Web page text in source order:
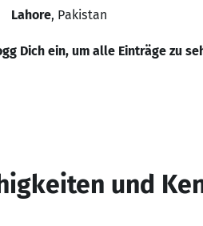
Lahore, Pakistan
Dich ein, um alle Einträge zu
und